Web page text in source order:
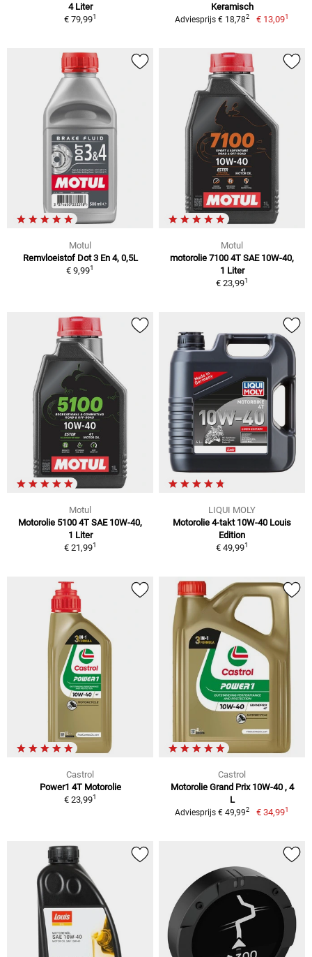
4 Liter
€ 79,991
Keramisch
Adviesprijs € 18,782 € 13,091
Motul
Remvloeistof Dot 3 En 4, 0,5L
€ 9,991
Motul
motorolie 7100 4T SAE 10W-40,
1 Liter
€ 23,991
Motul
Motorolie 5100 4T SAE 10W-40,
1 Liter
€ 21,991
LIQUI MOLY
Motorolie 4-takt 10W-40 Louis
Edition
€ 49,991
Castrol
Power1 4T Motorolie
€ 23,991
Castrol
Motorolie Grand Prix 10W-40 , 4
L
Adviesprijs € 49,992 € 34,991